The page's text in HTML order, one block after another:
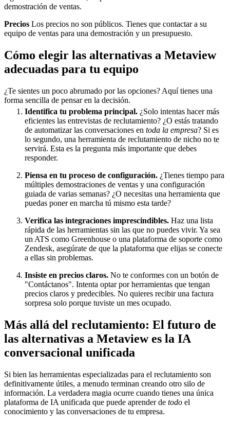
demostración de ventas.
Precios Los precios no son públicos. Tienes que contactar a su
equipo de ventas para una demostración y un presupuesto.
Cómo elegir las alternativas a Metaview
adecuadas para tu equipo
¿Te sientes un poco abrumado por las opciones? Aquí tienes una
forma sencilla de pensar en la decisión.
Identifica tu problema principal. ¿Solo intentas hacer más
eficientes las entrevistas de reclutamiento? ¿O estás tratando
de automatizar las conversaciones en toda la empresa? Si es
lo segundo, una herramienta de reclutamiento de nicho no te
servirá. Esta es la pregunta más importante que debes
responder.
Piensa en tu proceso de configuración. ¿Tienes tiempo para
múltiples demostraciones de ventas y una configuración
guiada de varias semanas? ¿O necesitas una herramienta que
puedas poner en marcha tú mismo esta tarde?
Verifica las integraciones imprescindibles. Haz una lista
rápida de las herramientas sin las que no puedes vivir. Ya sea
un ATS como Greenhouse o una plataforma de soporte como
Zendesk, asegúrate de que la plataforma que elijas se conecte
a ellas sin problemas.
Insiste en precios claros. No te conformes con un botón de
"Contáctanos". Intenta optar por herramientas que tengan
precios claros y predecibles. No quieres recibir una factura
sorpresa solo porque tuviste un mes ocupado.
Más allá del reclutamiento: El futuro de
las alternativas a Metaview es la IA
conversacional unificada
Si bien las herramientas especializadas para el reclutamiento son
definitivamente útiles, a menudo terminan creando otro silo de
información. La verdadera magia ocurre cuando tienes una única
plataforma de IA unificada que puede aprender de todo el
conocimiento y las conversaciones de tu empresa.